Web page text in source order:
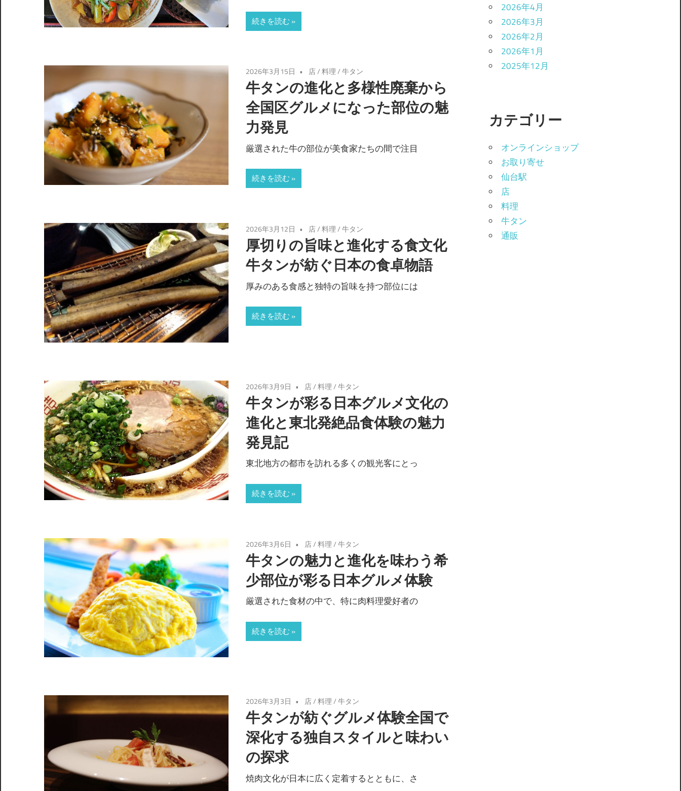
続きを読む
2026年3月15日 店/料理/牛タン
牛タンの進化と多様性廃棄から
全国区グルメになった部位の魅
力発見
厳選された牛の部位が美食家たちの間で注目
続きを読む
2026年3月12日 店/料理/牛タン
厚切りの旨味と進化する食文化
牛タンが紡ぐ日本の食卓物語
厚みのある食感と独特の旨味を持つ部位には
続きを読む
2026年3月9日 店/料理/牛タン
牛タンが彩る日本グルメ文化の
進化と東北発絶品食体験の魅力
発見記
東北地方の都市を訪れる多くの観光客にとっ
続きを読む
2026年3月6日 店/料理/牛タン
牛タンの魅力と進化を味わう希
少部位が彩る日本グルメ体験
厳選された食材の中で、特に肉料理愛好者の
続きを読む
2026年3月3日 店/料理/牛タン
牛タンが紡ぐグルメ体験全国で
深化する独自スタイルと味わい
の探求
焼肉文化が日本に広く定着するとともに、さ
2026年4月
2026年3月
2026年2月
2026年1月
2025年12月
カテゴリー
オンラインショップ
お取り寄せ
仙台駅
店
料理
牛タン
通販